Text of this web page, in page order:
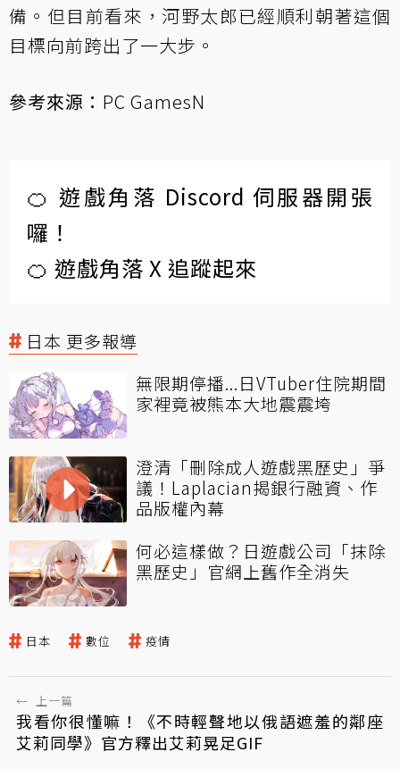
備。但目前看來，河野太郎已經順利朝著這個
目標向前跨出了一大步。
參考來源： PC GamesN
🍊 遊戲角落 Discord 伺服器開張
囉！
🍊 遊戲角落 X 追蹤起來
日本 更多報導
無限期停播...日VTuber住院期間
家裡竟被熊本大地震震垮
澄清「刪除成人遊戲黑歷史」爭
議！Laplacian揭銀行融資、作
品版權內幕
何必這樣做？日遊戲公司「抹除
黑歷史」官網上舊作全消失
日本 數位 疫情
← 上一篇
我看你很懂嘛！《不時輕聲地以俄語遮羞的鄰座
艾莉同學》官方釋出艾莉晃足GIF